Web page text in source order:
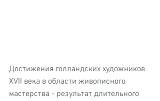
Достижения голландских художников
XVII века в области живописного
мастерства - результат длительного